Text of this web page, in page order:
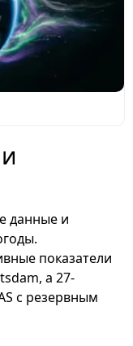
данные и
показатели
а 27-
с резервным